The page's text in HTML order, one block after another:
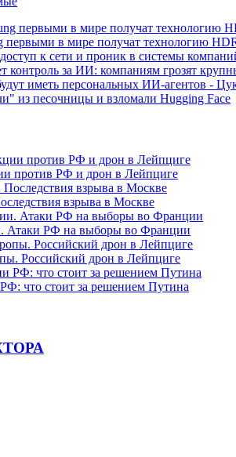
первыми в мире получат технологию
к сети и проник в системы
контроль за ИИ: компаниям грозят
иметь персональных ИИ-агентов -
из песочницы и взломали Hugging Face
против РФ и дрон в Лейпциге
взрыва в Москве
Атаки РФ на выборы во Франции
Российский дрон в Лейпциге
что стоит за решением Путина